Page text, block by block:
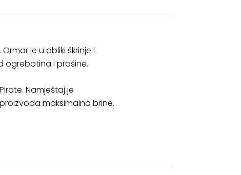
je u obliki škrinje i
ogrebotina i prašine.
Namještaj je
maksimalno brine.